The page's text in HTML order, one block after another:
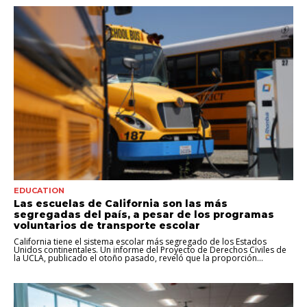
EDUCATION
Las escuelas de California son las más
segregadas del país, a pesar de los programas
voluntarios de transporte escolar
California tiene el sistema escolar más segregado de los Estados
Unidos continentales. Un informe del Proyecto de Derechos Civiles de
la UCLA, publicado el otoño pasado, reveló que la proporción...